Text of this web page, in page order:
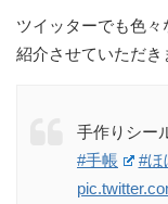
ツイッターでも色
紹介させていただき
手作りシー
#手帳
#ほ